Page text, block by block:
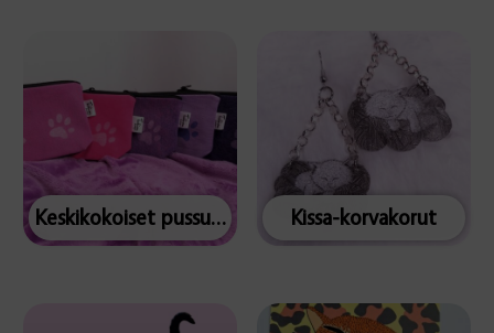
Keskikokoiset pussukat Kissa-korvakorut